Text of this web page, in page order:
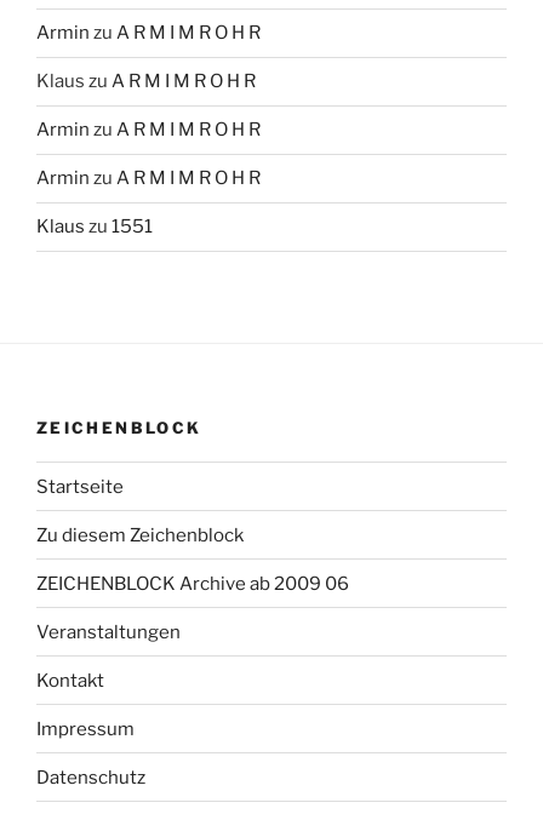
Armin zu A R M I M R O H R
Klaus zu A R M I M R O H R
Armin zu A R M I M R O H R
Armin zu A R M I M R O H R
Klaus zu 1551
ZEICHENBLOCK
Startseite
Zu diesem Zeichenblock
ZEICHENBLOCK Archive ab 2009 06
Veranstaltungen
Kontakt
Impressum
Datenschutz